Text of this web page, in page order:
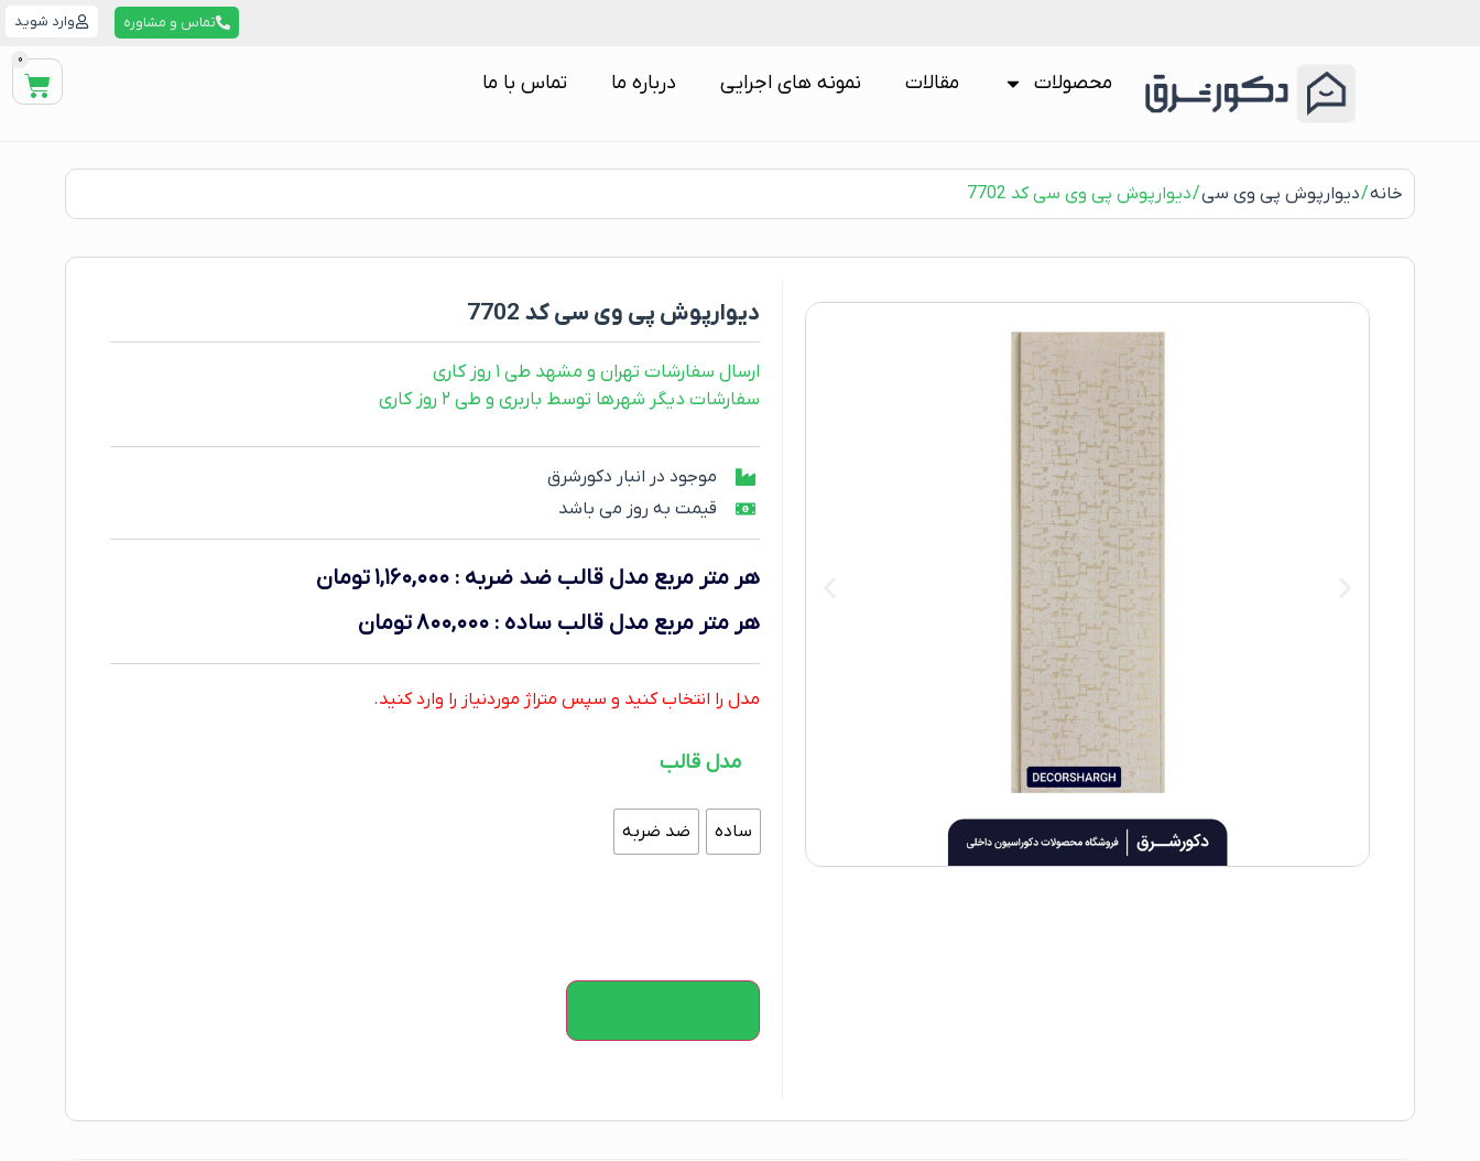
تماس و مشاوره وارد شوید
محصولات مقالات نمونه های اجرایی درباره ما تماس با ما
0
خانه/دیوارپوش پی وی سی/ دیوارپوش پی وی سی کد 7702
دیوارپوش پی وی سی کد 7702
ارسال سفارشات تهران و مشهد طی ۱ روز کاری
سفارشات دیگر شهرها توسط باربری و طی ۲ روز کاری
موجود در انبار دکورشرق
قیمت به روز می باشد
هر متر مربع مدل قالب ضد ضربه : ۱,۱۶۰,۰۰۰تومان
هر متر مربع مدل قالب ساده : ۸۰۰,۰۰۰تومان
مدل را انتخاب کنید و سپس متراژ موردنیاز را وارد کنید.
مدل قالب
ساده ضد ضربه